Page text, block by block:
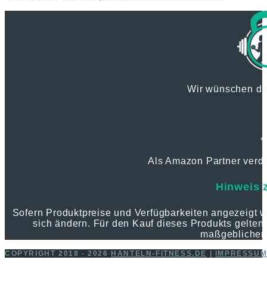
Wir wünschen
*
Als Amazon Partner
Hinweis
Sofern Produktpreise und Verfügbarkeiten angezeigt
sich ändern. Für den Kauf dieses Produkts
COPYRIGHT 2018 - 2026 HANTELN-FITNESS.DE | IMPRESSUM